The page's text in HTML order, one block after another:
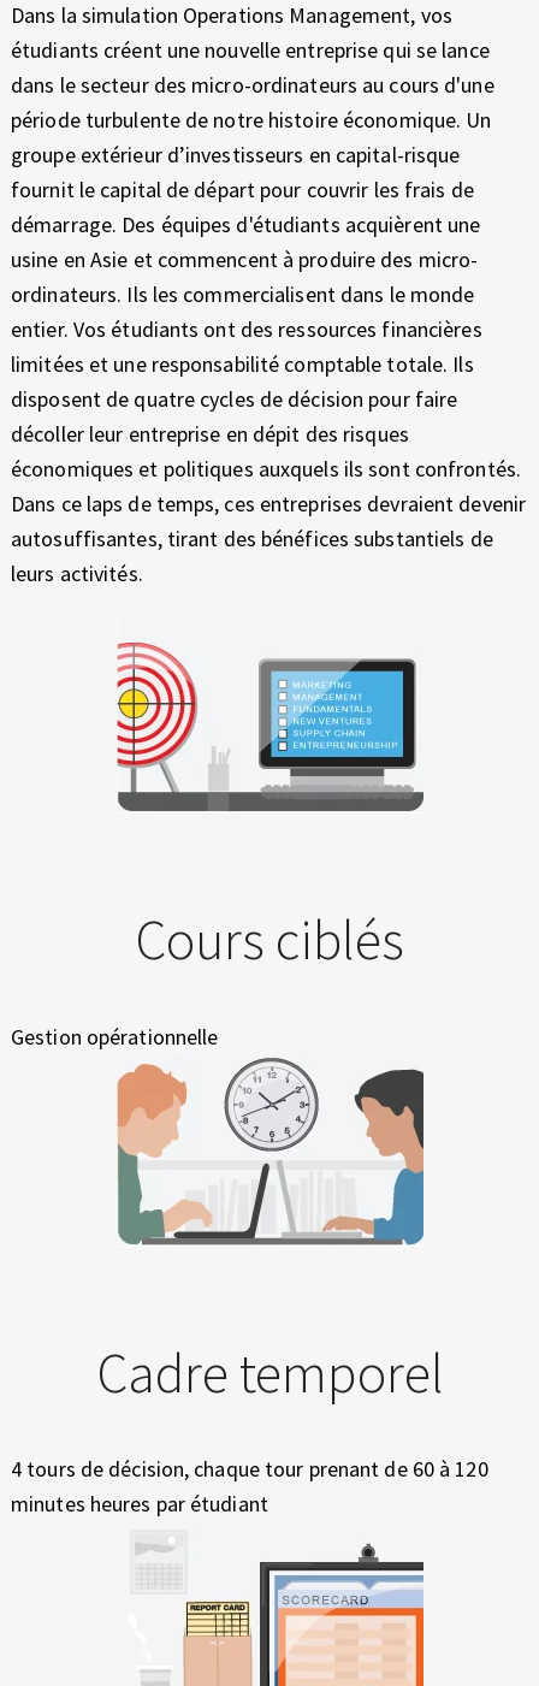
–
É
D
I
T
I
O
N
P
C
Dans la simulation Operations Management, vos
étudiants créent une nouvelle entreprise qui se lance
dans le secteur des micro-ordinateurs au cours d'une
période turbulente de notre histoire économique. Un
groupe extérieur d’investisseurs en capital-risque
fournit le capital de départ pour couvrir les frais de
démarrage. Des équipes d'étudiants acquièrent une
usine en Asie et commencent à produire des micro-
ordinateurs. Ils les commercialisent dans le monde
entier. Vos étudiants ont des ressources financières
limitées et une responsabilité comptable totale. Ils
disposent de quatre cycles de décision pour faire
décoller leur entreprise en dépit des risques
économiques et politiques auxquels ils sont confrontés.
Dans ce laps de temps, ces entreprises devraient devenir
autosuffisantes, tirant des bénéfices substantiels de
leurs activités.
Cours ciblés
Gestion opérationnelle
Cadre temporel
4 tours de décision, chaque tour prenant de 60 à 120
minutes heures par étudiant